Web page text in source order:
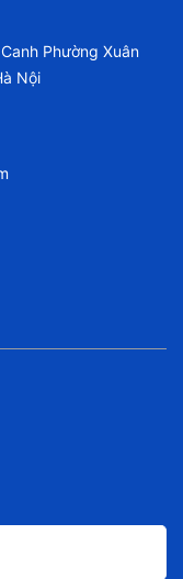
Phường Xuân
Nội